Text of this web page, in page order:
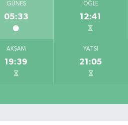
GÜNEŞ
05:33
ÖĞLE
12:41
AKŞAM
19:39
YATSI
21:05